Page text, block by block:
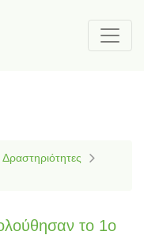
Δραστηριότητες
το 1ο